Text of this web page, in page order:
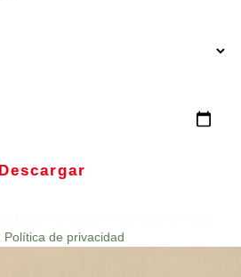
Descargar
Política de privacidad